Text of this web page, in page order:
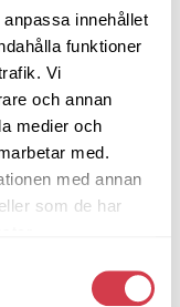
innehållet
funktioner
Vi
och annan
medier och
med.
med annan
som de har
som
är ett vanligt
föreningen